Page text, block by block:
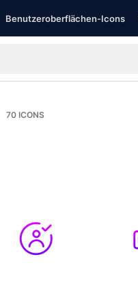
Benutzeroberflächen-Icons
70 ICONS